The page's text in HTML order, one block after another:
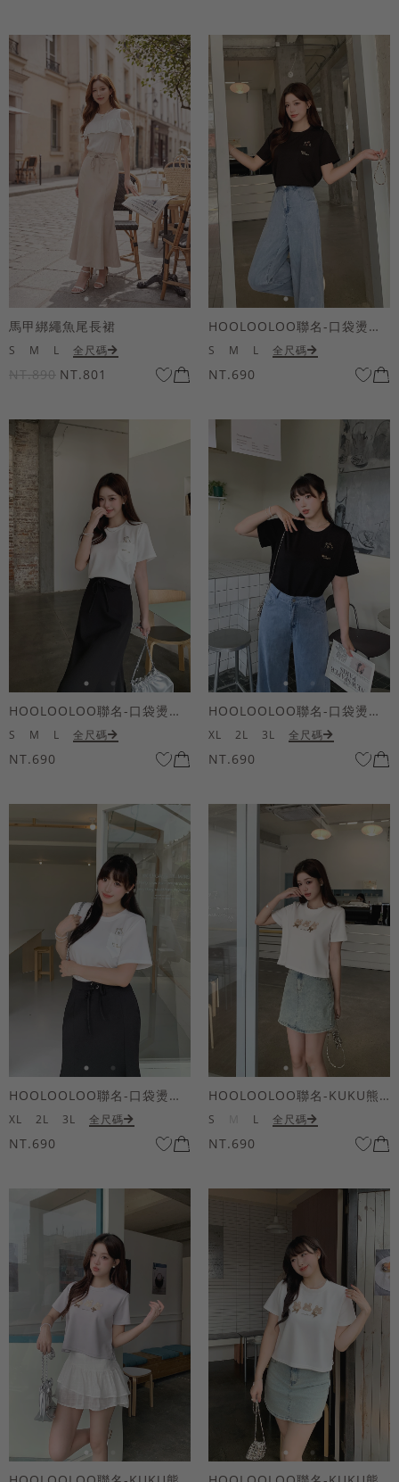
馬甲綁繩魚尾長裙
S M L 全尺碼
NT.890 NT.801
HOOLOOLOO聯名-口袋燙金KUKU熊短袖上衣
S M L 全尺碼
NT.690
HOOLOOLOO聯名-口袋燙金KUKU熊短袖上衣
S M L 全尺碼
NT.690
HOOLOOLOO聯名-口袋燙金KUKU熊短袖上衣
XL 2L 3L 全尺碼
NT.690
HOOLOOLOO聯名-口袋燙金KUKU熊短袖上衣
XL 2L 3L 全尺碼
NT.690
HOOLOOLOO聯名-KUKU熊蝴蝶結短袖上衣
S L 全尺碼
NT.690